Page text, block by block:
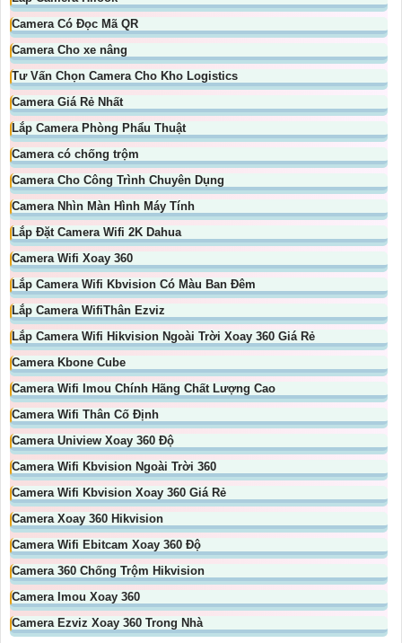
Camera Có Đọc Mã QR
Camera Cho xe nâng
Tư Vấn Chọn Camera Cho Kho Logistics
Camera Giá Rẻ Nhất
Lắp Camera Phòng Phẩu Thuật
Camera có chống trộm
Camera Cho Công Trình Chuyên Dụng
Camera Nhìn Màn Hình Máy Tính
Lắp Đặt Camera Wifi 2K Dahua
Camera Wifi Xoay 360
Lắp Camera Wifi Kbvision Có Màu Ban Đêm
Lắp Camera WifiThân Ezviz
Lắp Camera Wifi Hikvision Ngoài Trời Xoay 360 Giá Rẻ
Camera Kbone Cube
Camera Wifi Imou Chính Hãng Chất Lượng Cao
Camera Wifi Thân Cố Định
Camera Uniview Xoay 360 Độ
Camera Wifi Kbvision Ngoài Trời 360
Camera Wifi Kbvision Xoay 360 Giá Rẻ
Camera Xoay 360 Hikvision
Camera Wifi Ebitcam Xoay 360 Độ
Camera 360 Chống Trộm Hikvision
Camera Imou Xoay 360
Camera Ezviz Xoay 360 Trong Nhà